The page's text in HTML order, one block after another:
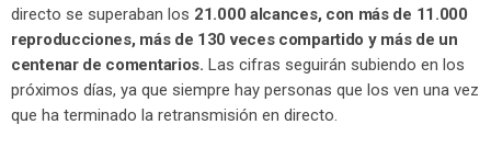
directo se superaban los 21.000 alcances, con más de 11.000
reproducciones, más de 130 veces compartido y más de un
centenar de comentarios. Las cifras seguirán subiendo en los
próximos días, ya que siempre hay personas que los ven una vez
que ha terminado la retransmisión en directo.